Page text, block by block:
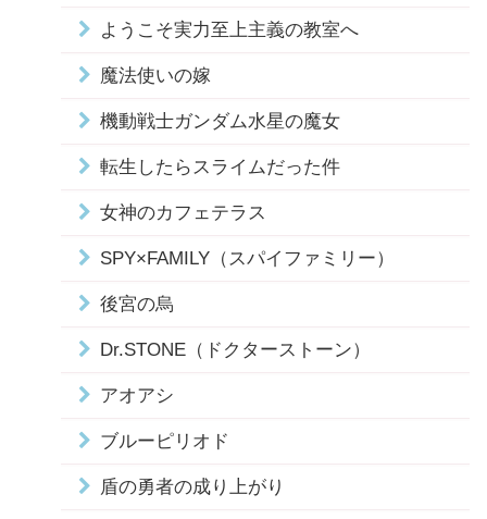
ようこそ実力至上主義の教室へ
魔法使いの嫁
機動戦士ガンダム水星の魔女
転生したらスライムだった件
女神のカフェテラス
SPY×FAMILY（スパイファミリー）
後宮の烏
Dr.STONE（ドクターストーン）
アオアシ
ブルーピリオド
盾の勇者の成り上がり